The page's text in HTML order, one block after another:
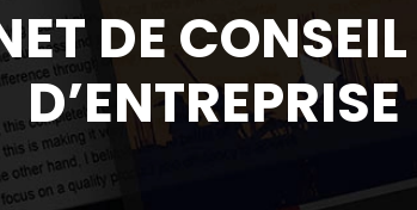
DE
D’ENTREPRISE